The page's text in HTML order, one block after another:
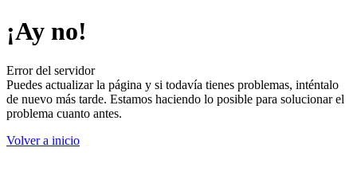
¡Ay no!
Error del servidor
Puedes actualizar la página y si todavía tienes problemas, inténtalo
de nuevo más tarde. Estamos haciendo lo posible para solucionar el
problema cuanto antes.
Volver a inicio